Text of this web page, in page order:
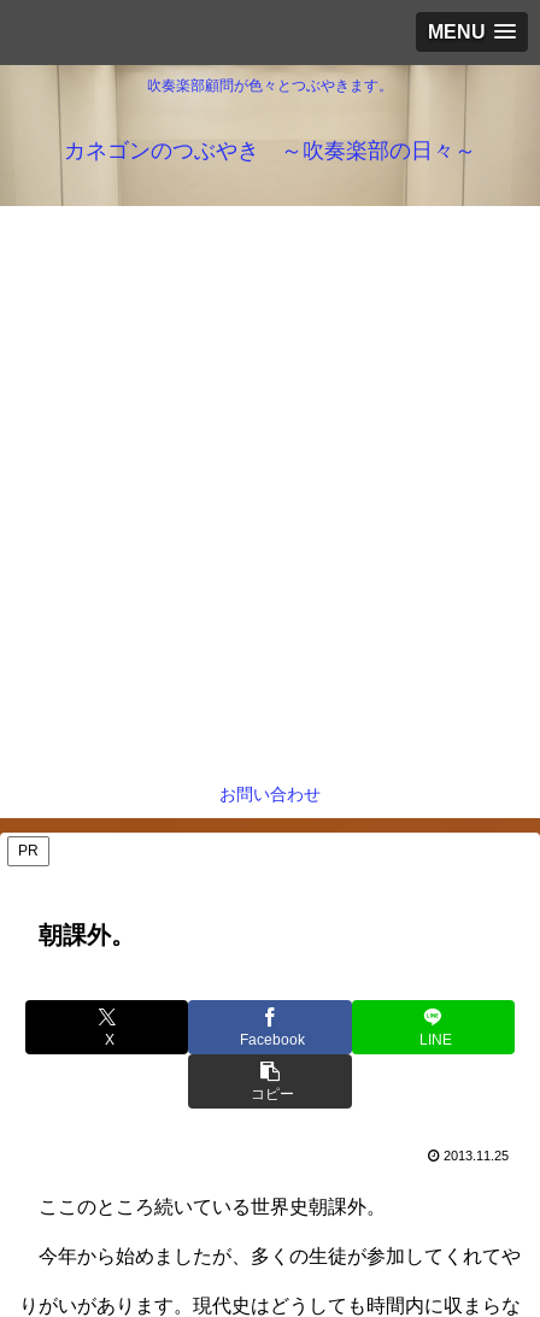
MENU
吹奏楽部顧問が色々とつぶやきます。
カネゴンのつぶやき ～吹奏楽部の日々～
お問い合わせ
PR
朝課外。
X Facebook LINE
コピー
2013.11.25
ここのところ続いている世界史朝課外。
今年から始めましたが、多くの生徒が参加してくれてや
りがいがあります。現代史はどうしても時間内に収まらな